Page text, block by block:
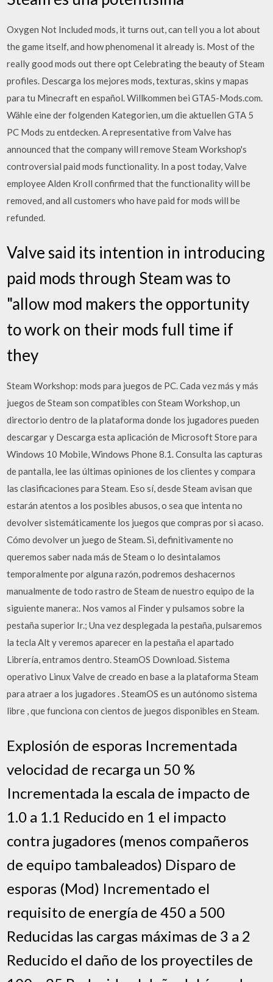
Oxygen Not Included mods, it turns out, can tell you a lot about
the game itself, and how phenomenal it already is. Most of the
really good mods out there opt Celebrating the beauty of Steam
profiles. Descarga los mejores mods, texturas, skins y mapas
para tu Minecraft en español. Willkommen bei GTA5-Mods.com.
Wähle eine der folgenden Kategorien, um die aktuellen GTA 5
PC Mods zu entdecken. A representative from Valve has
announced that the company will remove Steam Workshop's
controversial paid mods functionality. In a post today, Valve
employee Alden Kroll confirmed that the functionality will be
removed, and all customers who have paid for mods will be
refunded.
Valve said its intention in introducing
paid mods through Steam was to
"allow mod makers the opportunity
to work on their mods full time if
they
Steam Workshop: mods para juegos de PC. Cada vez más y más
juegos de Steam son compatibles con Steam Workshop, un
directorio dentro de la plataforma donde los jugadores pueden
descargar y Descarga esta aplicación de Microsoft Store para
Windows 10 Mobile, Windows Phone 8.1. Consulta las capturas
de pantalla, lee las últimas opiniones de los clientes y compara
las clasificaciones para Steam. Eso sí, desde Steam avisan que
estarán atentos a los posibles abusos, o sea que intenta no
devolver sistemáticamente los juegos que compras por si acaso.
Cómo devolver un juego de Steam. Si, definitivamente no
queremos saber nada más de Steam o lo desintalamos
temporalmente por alguna razón, podremos deshacernos
manualmente de todo rastro de Steam de nuestro equipo de la
siguiente manera:. Nos vamos al Finder y pulsamos sobre la
pestaña superior Ir.; Una vez desplegada la pestaña, pulsaremos
la tecla Alt y veremos aparecer en la pestaña el apartado
Librería, entramos dentro. SteamOS Download. Sistema
operativo Linux Valve de creado en base a la plataforma Steam
para atraer a los jugadores . SteamOS es un autónomo sistema
libre , que funciona con cientos de juegos disponibles en Steam.
Explosión de esporas Incrementada
velocidad de recarga un 50 %
Incrementada la escala de impacto de
1.0 a 1.1 Reducido en 1 el impacto
contra jugadores (menos compañeros
de equipo tambaleados) Disparo de
esporas (Mod) Incrementado el
requisito de energía de 450 a 500
Reducidas las cargas máximas de 3 a 2
Reducido el daño de los proyectiles de